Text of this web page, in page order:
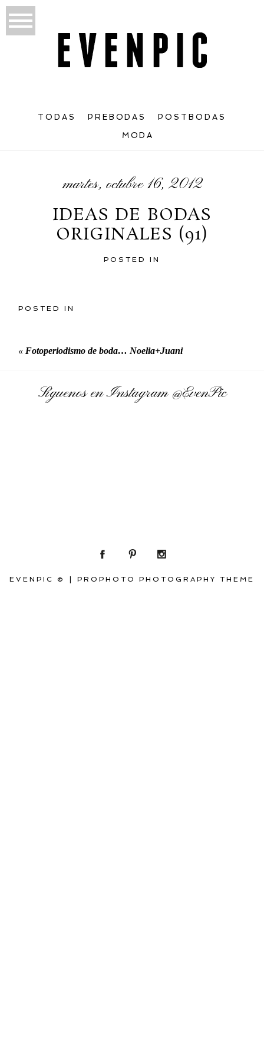
TODAS PREBODAS POSTBODAS
MODA
martes, octubre 16, 2012
IDEAS DE BODAS
ORIGINALES (91)
POSTED IN
POSTED IN
« Fotoperiodismo de boda… Noelia+Juani
Síguenos en Instagram@EvenPic
EVENPIC © PROPHOTO PHOTOGRAPHY THEME